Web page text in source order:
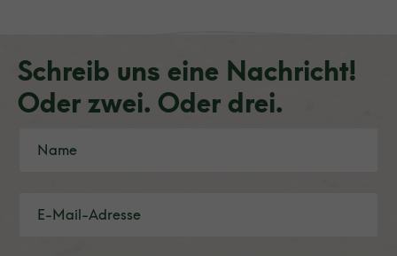
Schreib uns eine Nachricht!
Oder zwei. Oder drei.